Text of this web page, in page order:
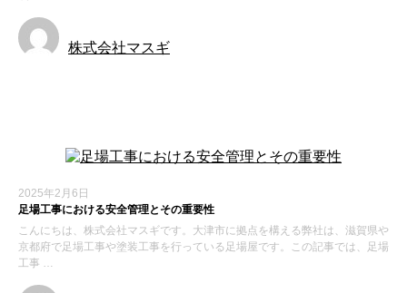
株式会社マスギ
2025年2月6日
足場工事における安全管理とその重要性
こんにちは、株式会社マスギです。大津市に拠点を構える弊社は、滋賀県や
京都府で足場工事や塗装工事を行っている足場屋です。この記事では、足場
工事 …